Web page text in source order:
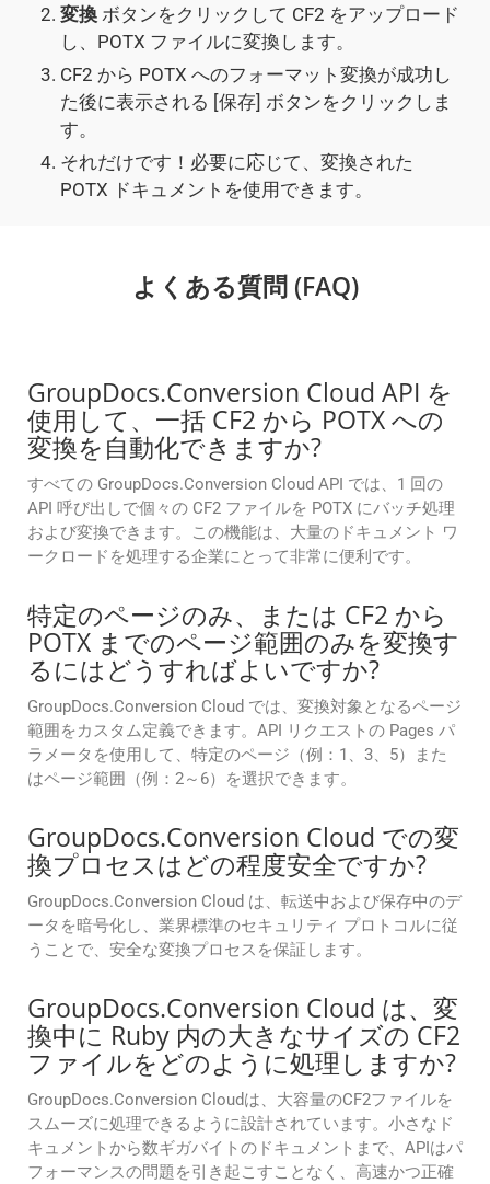
変換 ボタンをクリックして CF2 をアップロード
し、POTX ファイルに変換します。
CF2 から POTX へのフォーマット変換が成功し
た後に表示される [保存] ボタンをクリックしま
す。
それだけです！必要に応じて、変換された
POTX ドキュメントを使用できます。
よくある質問 (FAQ)
GroupDocs.Conversion Cloud API を
使用して、一括 CF2 から POTX への
変換を自動化できますか?
すべての GroupDocs.Conversion Cloud API では、1 回の
API 呼び出しで個々の CF2 ファイルを POTX にバッチ処理
および変換できます。この機能は、大量のドキュメント ワ
ークロードを処理する企業にとって非常に便利です。
特定のページのみ、または CF2 から
POTX までのページ範囲のみを変換す
るにはどうすればよいですか?
GroupDocs.Conversion Cloud では、変換対象となるページ
範囲をカスタム定義できます。API リクエストの Pages パ
ラメータを使用して、特定のページ（例：1、3、5）また
はページ範囲（例：2～6）を選択できます。
GroupDocs.Conversion Cloud での変
換プロセスはどの程度安全ですか?
GroupDocs.Conversion Cloud は、転送中および保存中のデ
ータを暗号化し、業界標準のセキュリティ プロトコルに従
うことで、安全な変換プロセスを保証します。
GroupDocs.Conversion Cloud は、変
換中に Ruby 内の大きなサイズの CF2
ファイルをどのように処理しますか?
GroupDocs.Conversion Cloudは、大容量のCF2ファイルを
スムーズに処理できるように設計されています。小さなド
キュメントから数ギガバイトのドキュメントまで、APIはパ
フォーマンスの問題を引き起こすことなく、高速かつ正確